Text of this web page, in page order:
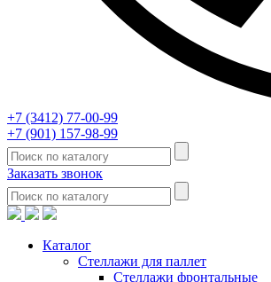
+7 (3412) 77-00-99
+7 (901) 157-98-99
Заказать звонок
Каталог
Стеллажи для паллет
Стеллажи фронтальные